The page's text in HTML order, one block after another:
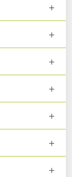
+
+
+
+
+
+
+